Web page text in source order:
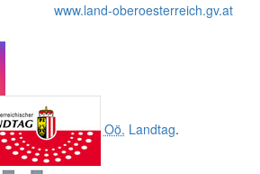
www.land-oberoesterreich.gv.at
Oö. Landtag.